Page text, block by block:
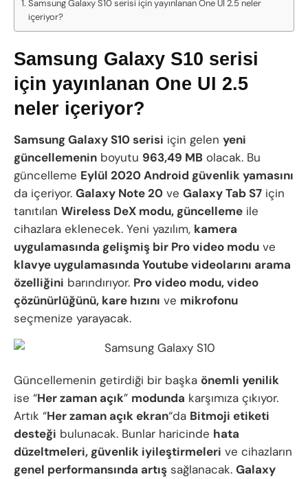
Samsung Galaxy S10 serisi için yayınlanan One UI 2.5 neler
içeriyor?
Samsung Galaxy S10 serisi
için yayınlanan One UI 2.5
neler içeriyor?
Samsung Galaxy S10 serisi için gelen yeni
güncellemenin boyutu 963,49 MB olacak. Bu
güncelleme Eylül 2020 Android güvenlik yamasını
da içeriyor. Galaxy Note 20 ve Galaxy Tab S7 için
tanıtılan Wireless DeX modu, güncelleme ile
cihazlara eklenecek. Yeni yazılım, kamera
uygulamasında gelişmiş bir Pro video modu ve
klavye uygulamasında Youtube videolarını arama
özelliğini barındırıyor. Pro video modu, video
çözünürlüğünü, kare hızını ve mikrofonu
seçmenize yarayacak.
Güncellemenin getirdiği bir başka önemli yenilik
ise “Her zaman açık” modunda karşımıza çıkıyor.
Artık “Her zaman açık ekran“da Bitmoji etiketi
desteği bulunacak. Bunlar haricinde hata
düzeltmeleri, güvenlik iyileştirmeleri ve cihazların
genel performansında artış sağlanacak. Galaxy